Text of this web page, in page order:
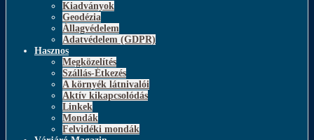
Kiadványok
Geodézia
Állagvédelem
Adatvédelem (GDPR)
Hasznos
Megközelítés
Szállás-Étkezés
A környék látnivalói
Aktív kikapcsolódás
Linkek
Mondák
Felvidéki mondák